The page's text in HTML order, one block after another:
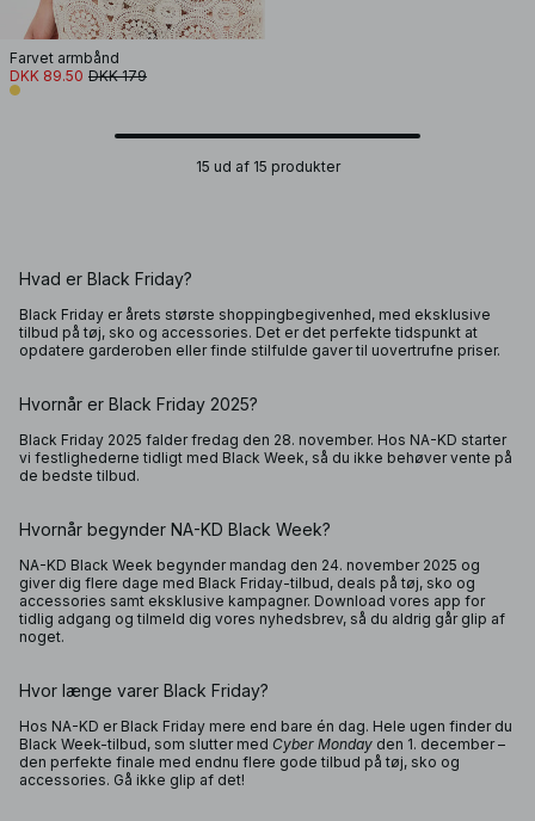
Farvet armbånd
DKK 89.50 DKK 179
15 ud af 15 produkter
Hvad er Black Friday?
Black Friday er årets største shoppingbegivenhed, med eksklusive
tilbud på tøj, sko og accessories. Det er det perfekte tidspunkt at
opdatere garderoben eller finde stilfulde gaver til uovertrufne priser.
Hvornår er Black Friday 2025?
Black Friday 2025 falder fredag den 28. november. Hos NA-KD starter
vi festlighederne tidligt med Black Week, så du ikke behøver vente på
de bedste tilbud.
Hvornår begynder NA-KD Black Week?
NA-KD Black Week begynder mandag den 24. november 2025 og
giver dig flere dage med Black Friday-tilbud, deals på tøj, sko og
accessories samt eksklusive kampagner. Download vores app for
tidlig adgang og tilmeld dig vores nyhedsbrev, så du aldrig går glip af
noget.
Hvor længe varer Black Friday?
Hos NA-KD er Black Friday mere end bare én dag. Hele ugen finder du
Black Week-tilbud, som slutter med Cyber Monday den 1. december –
den perfekte finale med endnu flere gode tilbud på tøj, sko og
accessories. Gå ikke glip af det!